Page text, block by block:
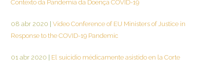
Contexto da Pandemia da Doença COVID-19
08 abr 2020
Video Conference of EU Ministers of Justice in
Response to the COVID-19 Pandemic
01 abr 2020
El suicidio médicamente asistido en la Corte